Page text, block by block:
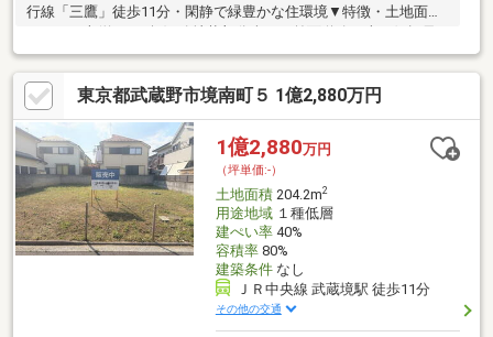
行線「三鷹」徒歩11分・閑静で緑豊かな住環境▼特徴・土地面積
132.44平米(約40.06坪)※路地状部分含む・前面道路は南西側幅員
約5.3mの公道・通行人の視線等が届きにくい土地形状・建築条件
付宅地販売ではありません・お好きな工務店等をご利用可能・更
地▼周辺環境・ふじ公園 徒歩1分(約60m)・いなげや武蔵野西久保
店 徒歩3分(約200m)■ ご希望の住まい探しをお手伝いします
━━━━━・・・物件の詳細・ご相談はお気軽にお問い合わせく
ださい。
東京都武蔵野市境南町５ 1億2,880万円
1億2,880万円
（坪単価:-）
土地面積204.2m2
用途地域１種低層
建ぺい率40%
容積率80%
建築条件なし
ＪＲ中央線 武蔵境駅 徒歩11分
その他の交通